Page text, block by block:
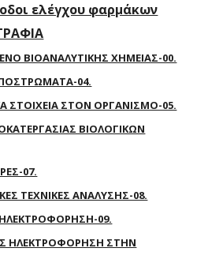
ελέγχου φαρμάκων
ΒΙΟΑΝΑΛΥΤΙΚΗΣ ΧΗΜΕΙΑΣ-00.
04.
ΣΤΟΙΧΕΙΑ ΣΤΟΝ ΟΡΓΑΝΙΣΜΟ-05.
ΒΙΟΛΟΓΙΚΩΝ
07.
ΤΕΧΝΙΚΕΣ ΑΝΑΛΥΣΗΣ-08.
09.
ΗΛΕΚΤΡΟΦΟΡΗΣΗ ΣΤΗΝ